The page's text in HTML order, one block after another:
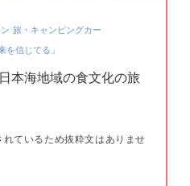
旅・キャンピングカー
を信じてる」
本海地域の食文化の旅
ているため抜粋文はありませ